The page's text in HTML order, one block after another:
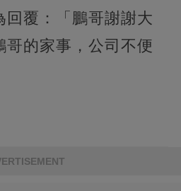
回覆：「鵬哥謝謝大
哥的家事，公司不便